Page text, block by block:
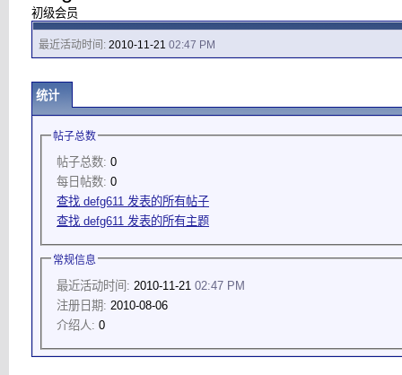
初级会员
最近活动时间: 2010-11-21 02:47 PM
统计
帖子总数
帖子总数: 0
每日帖数: 0
查找 defg611 发表的所有帖子
查找 defg611 发表的所有主题
常规信息
最近活动时间: 2010-11-21 02:47 PM
注册日期: 2010-08-06
介绍人: 0